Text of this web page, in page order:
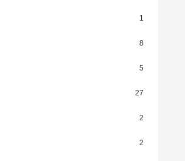
1
8
5
27
2
2